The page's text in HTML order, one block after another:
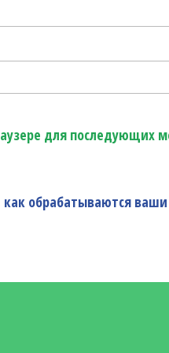
для последующих
как обрабатываются